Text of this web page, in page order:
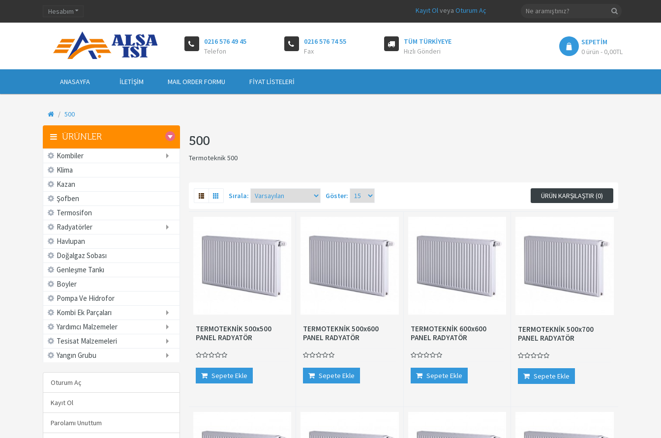
Hesabım Kayıt Olveya Oturum Aç
0216 576 49 45
Telefon
0216 576 74 55
Fax
TÜM TÜRKIYEYE
Hızlı Gönderi
SEPETIM
0 ürün - 0,00TL
ANASAYFA İLETIŞIM MAIL ORDER FORMU FIYAT LISTELERI
500
ÜRÜNLER
Kombiler
Klima
Kazan
Şofben
Termosifon
Radyatörler
Havlupan
Doğalgaz Sobası
Genleşme Tankı
Boyler
Pompa Ve Hidrofor
Kombi Ek Parçaları
Yardımcı Malzemeler
Tesisat Malzemeleri
Yangın Grubu
Oturum Aç
Kayıt Ol
Parolamı Unuttum
500
Termoteknik 500
ÜRÜN KARŞILAŞTIR (0)
Sırala: Göster:
TERMOTEKNİK 500x500
PANEL RADYATÖR
Sepete Ekle
TERMOTEKNİK 500x600
PANEL RADYATÖR
Sepete Ekle
TERMOTEKNİK 600x600
PANEL RADYATÖR
Sepete Ekle
TERMOTEKNİK 500x700
PANEL RADYATÖR
Sepete Ekle